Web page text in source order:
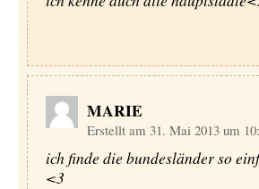
MARIE
Erstellt am 31. Mai 2013 um
ich finde die bundesländer so
<3